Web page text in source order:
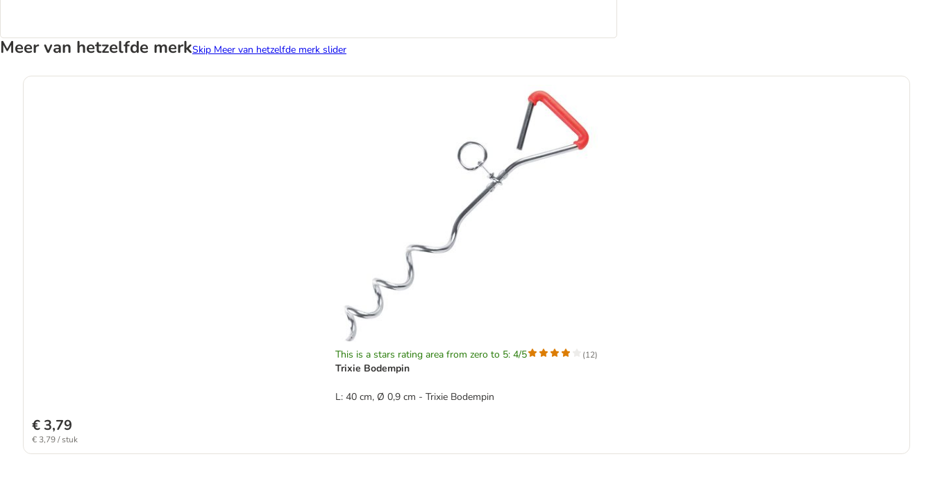
Meer van hetzelfde merkSkip Meer van hetzelfde merk slider
This is a stars rating area from zero to 5: 4/5 (12)
Trixie Bodempin
L: 40 cm, Ø 0,9 cm - Trixie Bodempin
€ 3,79
€ 3,79 / stuk